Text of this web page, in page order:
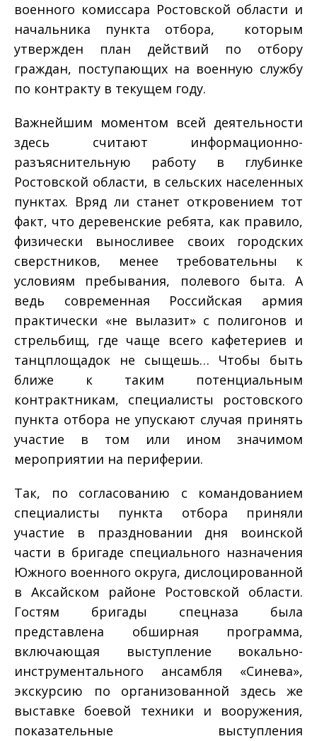
военного комиссара Ростовской области и
начальника пункта отбора, которым
утвержден план действий по отбору
граждан, поступающих на военную службу
по контракту в текущем году.
Важнейшим моментом всей деятельности
здесь считают информационно­
разъяснительную работу в глубинке
Ростовской области, в сельских населенных
пунктах. Вряд ли станет откровением тот
факт, что деревенские ребята, как правило,
физически выносливее своих городских
сверстников, менее требовательны к
условиям пребывания, полевого быта. А
ведь современная Российская армия
практически «не вылазит» с полигонов и
стрельбищ, где чаще всего кафетериев и
танцплощадок не сыщешь… Чтобы быть
ближе к таким потенциальным
контрактникам, специалисты ростовского
пункта отбора не упускают случая принять
участие в том или ином значимом
мероприятии на периферии.
Так, по согласованию с командованием
специалисты пункта отбора приняли
участие в праздновании дня воинской
части в бригаде специального назначения
Южного военного округа, дислоцированной
в Аксайском районе Ростовской области.
Гостям бригады спецназа была
представлена обширная программа,
включающая выступление вокально­
инструментального ансамбля «Синева»,
экскурсию по организованной здесь же
выставке боевой техники и вооружения,
показательные выступления